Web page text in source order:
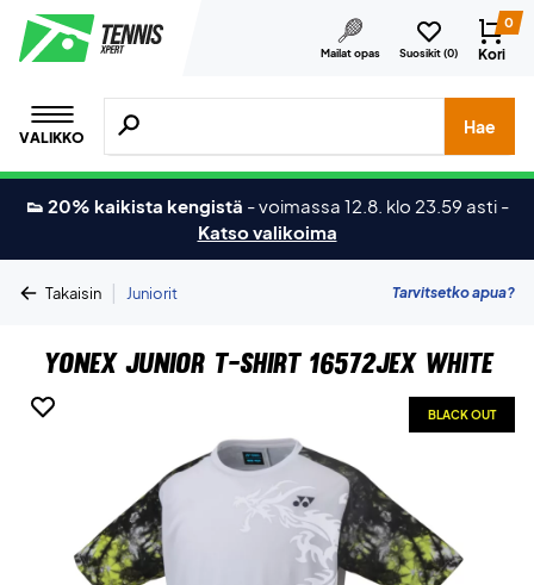
Mailat opas Suosikit (0)
0
Kori
VALIKKO
Hae tuotteita, merkkejä jne.
Hae
👟 20% kaikista kengistä -voimassa 12.8. klo 23.59 asti -
Katso valikoima
Takaisin | Juniorit Tarvitsetko apua?
Yonex Junior T-shirt 16572JEX White
BLACK OUT